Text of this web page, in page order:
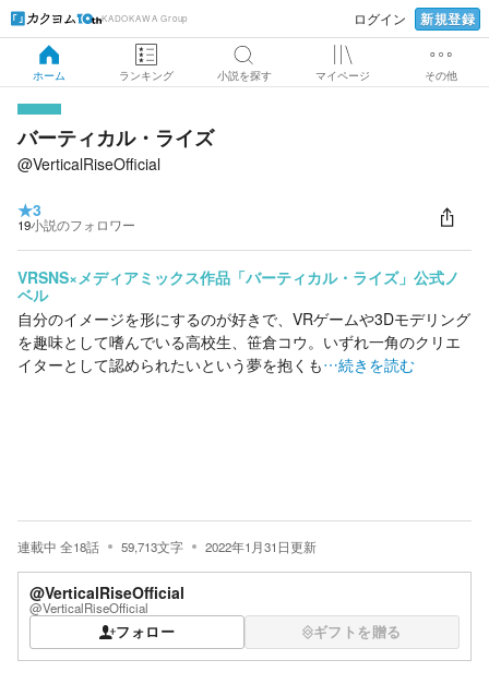
KADOKAWA Group ログイン 新規登録
ホーム ランキング 小説を探す マイページ その他
バーティカル・ライズ
@VerticalRiseOfficial
★3
19小説のフォロワー
VRSNS×メディアミックス作品「バーティカル・ライズ」公式ノ
ベル
自分のイメージを形にするのが好きで、VRゲームや3Dモデリング
を趣味として嗜んでいる高校生、笹倉コウ。いずれ一角のクリエ
イターとして認められたいという夢を抱くも…続きを読む
連載中 全18話 59,713文字 2022年1月31日更新
@VerticalRiseOfficial
@VerticalRiseOfficial
フォロー ギフトを贈る